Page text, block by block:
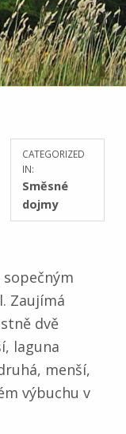
CATEGORIZED
IN:
Směsné
dojmy
Zaujímá
dvě
laguna
menší,
výbuchu v